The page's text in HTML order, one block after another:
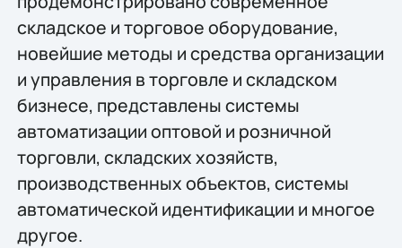
складское и торговое оборудование,
новейшие методы и средства организации
и управления в торговле и складском
бизнесе, представлены системы
автоматизации оптовой и розничной
торговли, складских хозяйств,
производственных объектов, системы
автоматической идентификации и многое
другое.